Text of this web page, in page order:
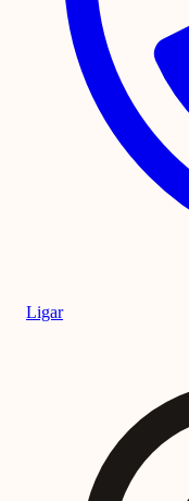
Ligar